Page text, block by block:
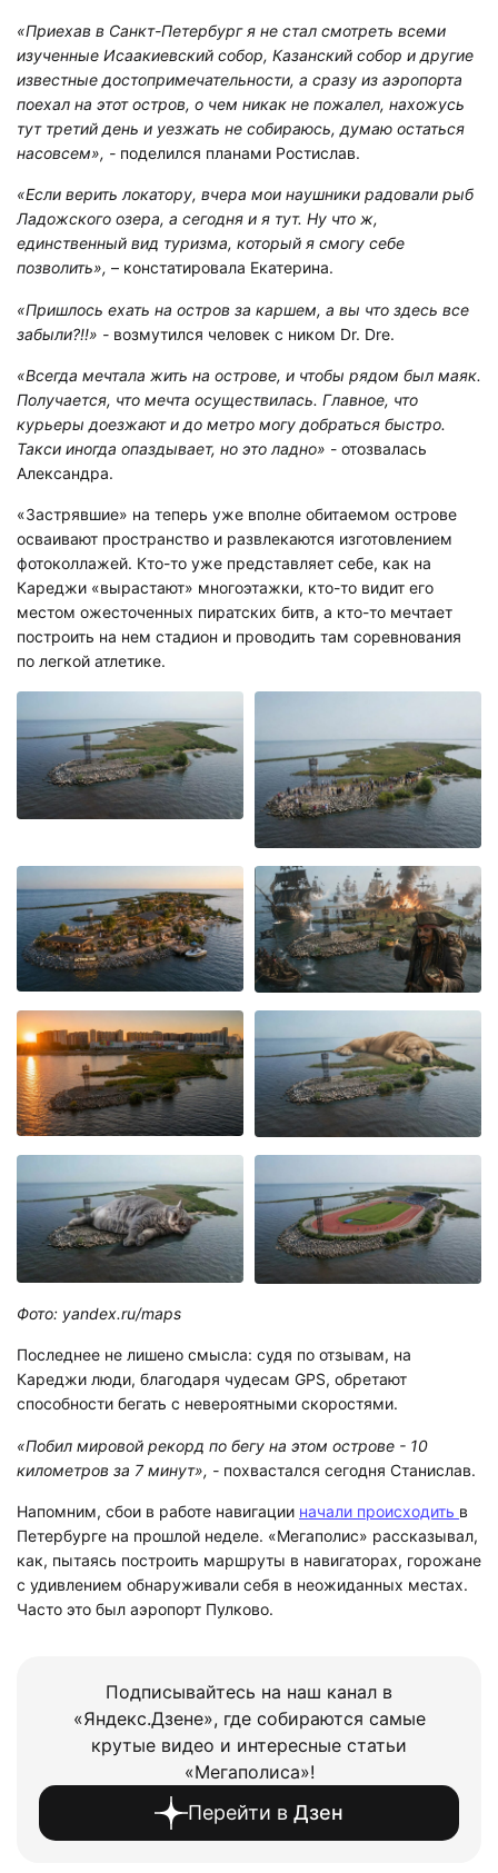
«Приехав в Санкт-Петербург я не стал смотреть всеми
изученные Исаакиевский собор, Казанский собор и другие
известные достопримечательности, а сразу из аэропорта
поехал на этот остров, о чем никак не пожалел, нахожусь
тут третий день и уезжать не собираюсь, думаю остаться
насовсем», - поделился планами Ростислав.
«Если верить локатору, вчера мои наушники радовали рыб
Ладожского озера, а сегодня и я тут. Ну что ж,
единственный вид туризма, который я смогу себе
позволить», – констатировала Екатерина.
«Пришлось ехать на остров за каршем, а вы что здесь все
забыли?!!» - возмутился человек с ником Dr. Dre.
«Всегда мечтала жить на острове, и чтобы рядом был маяк.
Получается, что мечта осуществилась. Главное, что
курьеры доезжают и до метро могу добраться быстро.
Такси иногда опаздывает, но это ладно» - отозвалась
Александра.
«Застрявшие» на теперь уже вполне обитаемом острове
осваивают пространство и развлекаются изготовлением
фотоколлажей. Кто-то уже представляет себе, как на
Кареджи «вырастают» многоэтажки, кто-то видит его
местом ожесточенных пиратских битв, а кто-то мечтает
построить на нем стадион и проводить там соревнования
по легкой атлетике.
Фото: yandex.ru/maps
Последнее не лишено смысла: судя по отзывам, на
Кареджи люди, благодаря чудесам GPS, обретают
способности бегать с невероятными скоростями.
«Побил мировой рекорд по бегу на этом острове - 10
километров за 7 минут», - похвастался сегодня Станислав.
Напомним, сбои в работе навигации начали происходить в
Петербурге на прошлой неделе. «Мегаполис» рассказывал,
как, пытаясь построить маршруты в навигаторах, горожане
с удивлением обнаруживали себя в неожиданных местах.
Часто это был аэропорт Пулково.
Подписывайтесь на наш канал в
«Яндекс.Дзене», где собираются самые
крутые видео и интересные статьи
«Мегаполиса»!
Перейти в Дзен